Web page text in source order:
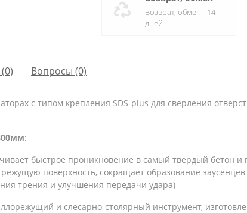
Возврат, обмен - 14
дней
Вопросы (0)
с типом крепления SDS-plus для сверления
:
быстрое проникновение в самый твердый бетон и
поверхность, сокращает образование заусенцев
трения и улучшения передачи удара)
и слесарно-столярный инструмент,